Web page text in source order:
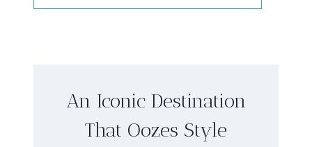
An Iconic Destination
That Oozes Style